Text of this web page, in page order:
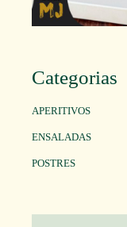
Categorias
APERITIVOS
ENSALADAS
POSTRES